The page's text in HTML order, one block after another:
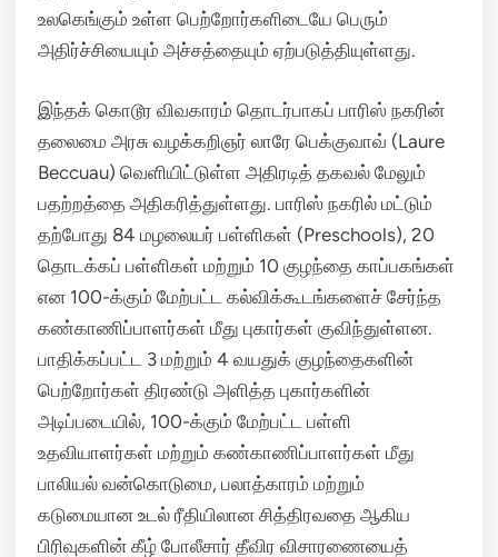
உலகெங்கும் உள்ள பெற்றோர்களிடையே பெரும்
அதிர்ச்சியையும் அச்சத்தையும் ஏற்படுத்தியுள்ளது.
இந்தக் கொடூர விவகாரம் தொடர்பாகப் பாரிஸ் நகரின்
தலைமை அரசு வழக்கறிஞர் லாரே பெக்குவாவ் (Laure
Beccuau) வெளியிட்டுள்ள அதிரடித் தகவல் மேலும்
பதற்றத்தை அதிகரித்துள்ளது. பாரிஸ் நகரில் மட்டும்
தற்போது 84 மழலையர் பள்ளிகள் (Preschools), 20
தொடக்கப் பள்ளிகள் மற்றும் 10 குழந்தை காப்பகங்கள்
என 100-க்கும் மேற்பட்ட கல்விக்கூடங்களைச் சேர்ந்த
கண்காணிப்பாளர்கள் மீது புகார்கள் குவிந்துள்ளன.
பாதிக்கப்பட்ட 3 மற்றும் 4 வயதுக் குழந்தைகளின்
பெற்றோர்கள் திரண்டு அளித்த புகார்களின்
அடிப்படையில், 100-க்கும் மேற்பட்ட பள்ளி
உதவியாளர்கள் மற்றும் கண்காணிப்பாளர்கள் மீது
பாலியல் வன்கொடுமை, பலாத்காரம் மற்றும்
கடுமையான உடல் ரீதியிலான சித்திரவதை ஆகிய
பிரிவுகளின் கீழ் போலீசார் தீவிர விசாரணையைத்